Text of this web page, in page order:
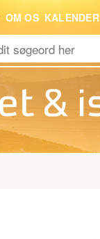
OM OS KALENDER